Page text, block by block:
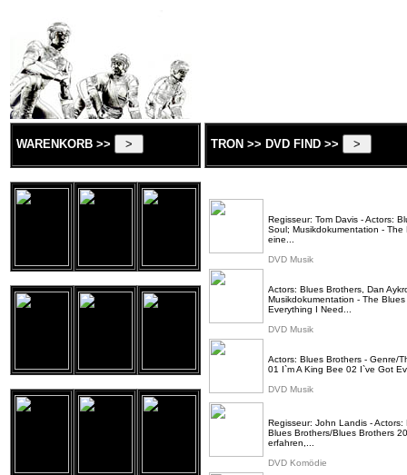
WARENKORB >> TRON >> DVD FIND >>
Regisseur: Tom Davis - Actors:
Soul; Musikdokumentation -
eine...
DVD Musik
Actors: Blues Brothers, Dan
Musikdokumentation - The
Everything I Need...
DVD Musik
Actors: Blues Brothers - Genre/
01 I`m A King Bee 02 I`ve Got
DVD Musik
Regisseur: John Landis -
Blues Brothers/Blues Brothers
erfahren,...
DVD Komödie